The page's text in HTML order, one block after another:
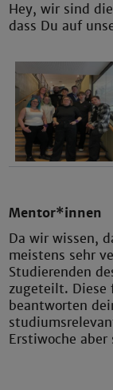
Hey, wir sind
dass Du auf
Mentor*innen
Da wir wissen,
meistens sehr
Studierenden
zugeteilt. Diese
beantworten
Erstiwoche